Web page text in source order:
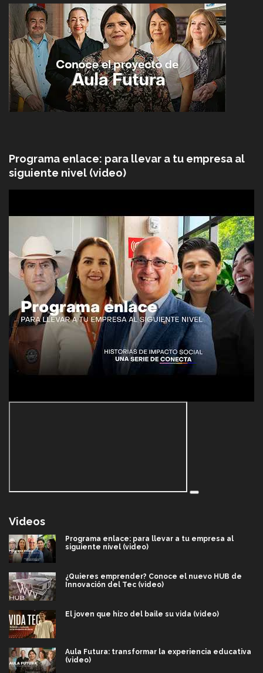
Programa enlace: para llevar a tu empresa al
siguiente nivel (video)
Videos
Programa enlace: para llevar a tu empresa al
siguiente nivel (video)
¿Quieres emprender? Conoce el nuevo HUB de
Innovación del Tec (video)
El joven que hizo del baile su vida (video)
Aula Futura: transformar la experiencia educativa
(video)